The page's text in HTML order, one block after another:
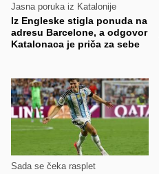
Jasna poruka iz Katalonije
Iz Engleske stigla ponuda na
adresu Barcelone, a odgovor
Katalonaca je priča za sebe
Sada se čeka rasplet